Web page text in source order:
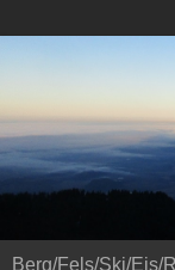
Berg/Fels/Ski/Eis/